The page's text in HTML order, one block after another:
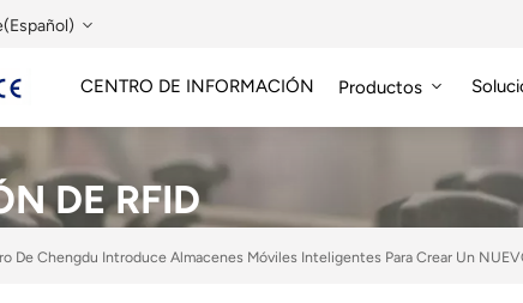
CENTRO DE INFORMACIÓN Productos
DE RFID
De Chengdu Introduce Almacenes Móviles Inteligentes Para Crear Un